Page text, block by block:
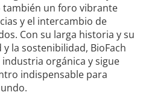
también un foro vibrante
y el intercambio de
Con su larga historia y su
la sostenibilidad, BioFach
orgánica y sigue
indispensable para